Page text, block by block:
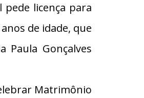
pede licença para
de idade, que
Paula Gonçalves
Matrimônio